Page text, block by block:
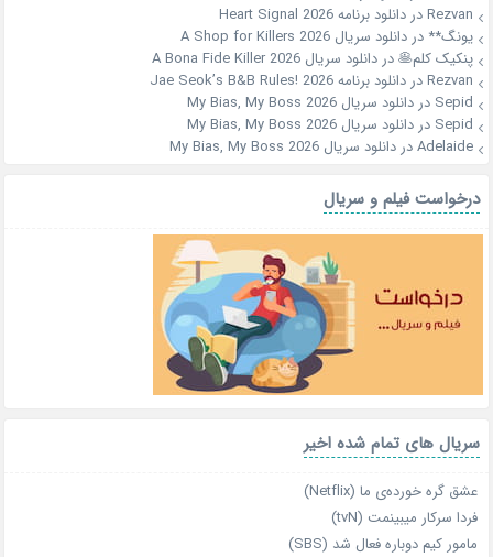
Rezvanدردانلود برنامه Heart Signal 2026
یونگ** دردانلود سریال A Shop for Killers 2026
پنکیک کلم🥞دردانلود سریال A Bona Fide Killer 2026
Rezvanدردانلود برنامه Jae Seok’s B&B Rules! 2026
Sepid دردانلود سریال My Bias, My Boss 2026
Sepid دردانلود سریال My Bias, My Boss 2026
Adelaideدردانلود سریال My Bias, My Boss 2026
درخواست فیلم و سریال
سریال های تمام شده اخیر
عشق گره خورده‌ی ما (Netflix)
فردا سرکار میبینمت (tvN)
مامور کیم دوباره فعال شد (SBS)